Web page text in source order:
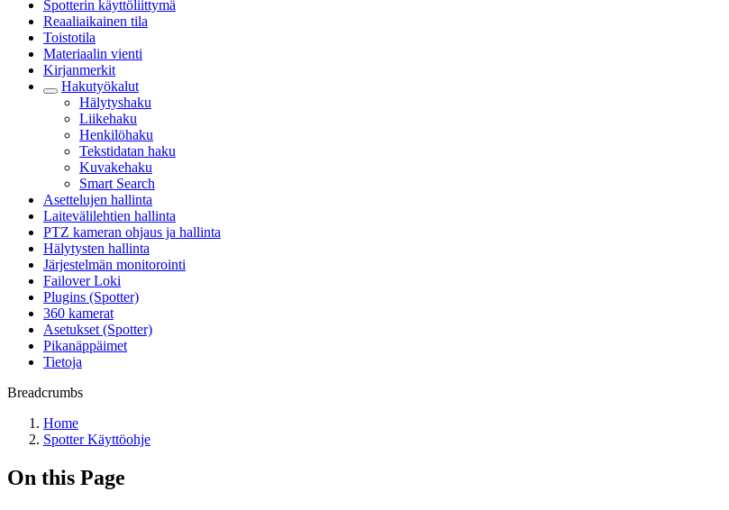
Spotterin käyttöliittymä
Reaaliaikainen tila
Toistotila
Materiaalin vienti
Kirjanmerkit
Hakutyökalut
Hälytyshaku
Liikehaku
Henkilöhaku
Tekstidatan haku
Kuvakehaku
Smart Search
Asettelujen hallinta
Laitevälilehtien hallinta
PTZ kameran ohjaus ja hallinta
Hälytysten hallinta
Järjestelmän monitorointi
Failover Loki
Plugins (Spotter)
360 kamerat
Asetukset (Spotter)
Pikanäppäimet
Tietoja
Breadcrumbs
Home
Spotter Käyttöohje
On this Page